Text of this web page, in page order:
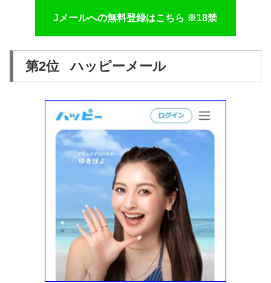
Jメールへの無料登録はこちら ※18禁
第2位 ハッピーメール